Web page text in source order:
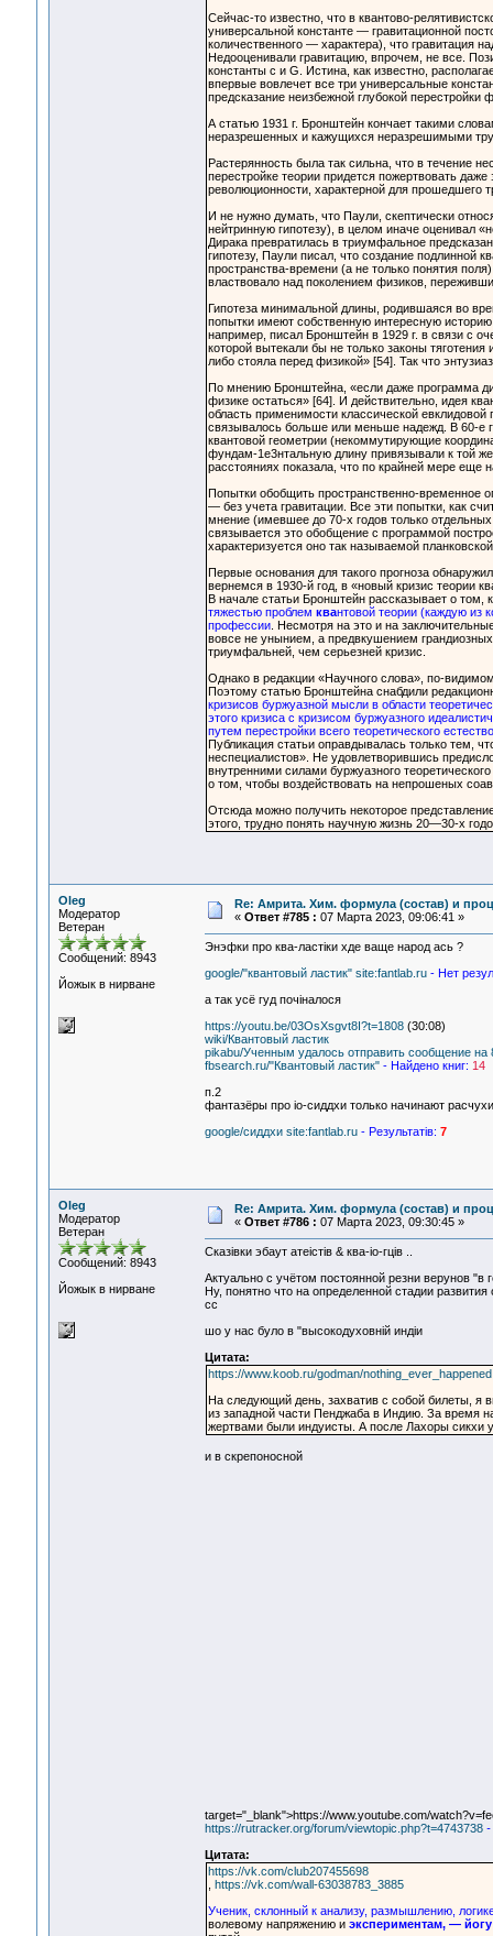
Сейчас-то известно, что в квантово-
универсальной константе — гравитационной
количественного — характера), что гравитация
Недооценивали гравитацию, впрочем, не все.
константы с и G. Истина, как известно,
впервые вовлечет все три универсальные
предсказание неизбежной глубокой
А статью 1931 г. Бронштейн кончает такими
неразрешенных и кажущихся неразрешимыми
Растерянность была так сильна, что в течение
перестройке теории придется пожертвовать
революционности, характерной для прошедшего
И не нужно думать, что Паули, скептически
нейтринную гипотезу), в целом иначе оценивал
Дирака превратилась в триумфальное
гипотезу, Паули писал, что создание подлинной
пространства-времени (а не только понятия
властвовало над поколением физиков,
Гипотеза минимальной длины, родившаяся во
попытки имеют собственную интересную
например, писал Бронштейн в 1929 г. в связи с
которой вытекали бы не только законы
либо стояла перед физикой» [54]. Так что
По мнению Бронштейна, «если даже программа
физике остаться» [64]. И действительно, идея
область применимости классической
связывалось больше или меньше надежд. В 60-е
квантовой геометрии (некоммутирующие
фундам-1е3нтальную длину привязывали к той
расстояниях показала, что по крайней мере еще
Попытки обобщить пространственно-временное
— без учета гравитации. Все эти попытки, как
мнение (имевшее до 70-х годов только
связывается это обобщение с программой
характеризуется оно так называемой
Первые основания для такого прогноза
вернемся в 1930-й год, в «новый кризис теории
В начале статьи Бронштейн рассказывает о том,
тяжестью проблем квантовой теории (каждую из
профессии. Несмотря на это и на
вовсе не унынием, а предвкушением
триумфальней, чем серьезней кризис.
Однако в редакции «Научного слова», по-
Поэтому статью Бронштейна снабдили
кризисов буржуазной мысли в области
этого кризиса с кризисом буржуазного
путем перестройки всего теоретического
Публикация статьи оправдывалась только тем,
неспециалистов». Не удовлетворившись
внутренними силами буржуазного
о том, чтобы воздействовать на непрошеных
Отсюда можно получить некоторое
этого, трудно понять научную жизнь 20—30-х
Oleg
Модератор
Ветеран
Сообщений: 8943
Йожык в нирване
Re: Амрита. Хим. формула (состав) и
« Ответ #785 : 07 Марта 2023, 09:06:41 »
Энэфки про ква-ластiки хде ваще народ ась ?
google/"квантовый ластик" site:fantlab.ru - Нет
а так усё гуд почiналося
https://youtu.be/03OsXsgvt8I?t=1808(30:08)
wiki/Квантовый ластик
pikabu/Ученным удалось отправить сообщение на
fbsearch.ru/"Квантовый ластик" - Найдено книг: 14
п.2
фантазёры про io-сиддхи только начинают
google/сиддхи site:fantlab.ru - Результатiв: 7
Oleg
Модератор
Ветеран
Сообщений: 8943
Йожык в нирване
Re: Амрита. Хим. формула (состав) и
« Ответ #786 : 07 Марта 2023, 09:30:45 »
Сказiвки эбаут атеiстiв & ква-iо-гцiв ..
Актуально с учётом постоянной резни верунов
Ну, понятно что на определенной стадии
сс
шо у нас було в "высокодуховнiй индiи
Цитата:
https://www.koob.ru/godman/nothing_ever_happened
На следующий день, захватив с собой билеты, я
из западной части Пенджаба в Индию. За время
жертвами были индуисты. А после Лахоры
и в скрепоносной
target="_blank">https://www.youtube.com/
https://rutracker.org/forum/viewtopic.php?t=4743738 -
Цитата:
https://vk.com/club207455698
https://vk.com/wall-63038783_3885
Ученик, склонный к анализу, размышлению,
волевому напряжению и экспериментам, — йогу